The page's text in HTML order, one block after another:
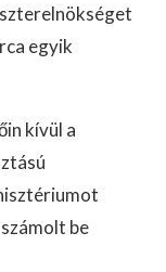
egyik
kívül a
be